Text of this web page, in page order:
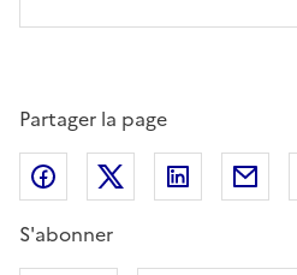
Partager la page
Partager sur Facebook
Partager sur X
Partager
S'abonner